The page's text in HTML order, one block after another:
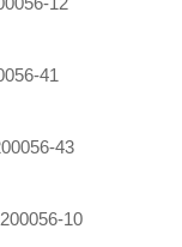
41
43
10